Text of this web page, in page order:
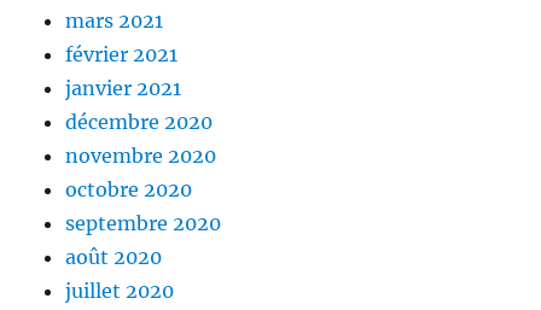
mars 2021
février 2021
janvier 2021
décembre 2020
novembre 2020
octobre 2020
septembre 2020
août 2020
juillet 2020